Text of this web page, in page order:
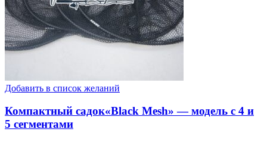
Добавить в список желаний
Компактный садок«Black Mesh» — модель с 4 и
5 сегментами